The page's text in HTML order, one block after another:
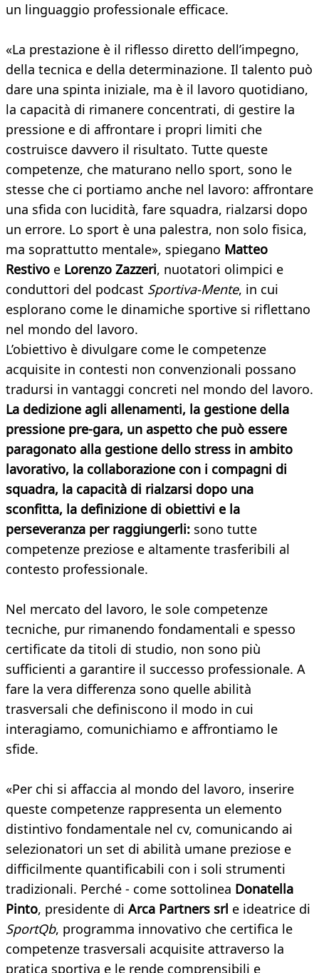
un linguaggio professionale efficace.
«La prestazione è il riflesso diretto dell’impegno,
della tecnica e della determinazione. Il talento può
dare una spinta iniziale, ma è il lavoro quotidiano,
la capacità di rimanere concentrati, di gestire la
pressione e di affrontare i propri limiti che
costruisce davvero il risultato. Tutte queste
competenze, che maturano nello sport, sono le
stesse che ci portiamo anche nel lavoro: affrontare
una sfida con lucidità, fare squadra, rialzarsi dopo
un errore. Lo sport è una palestra, non solo fisica,
ma soprattutto mentale», spiegano Matteo
Restivo e Lorenzo Zazzeri, nuotatori olimpici e
conduttori del podcast Sportiva-Mente, in cui
esplorano come le dinamiche sportive si riflettano
nel mondo del lavoro.
L’obiettivo è divulgare come le competenze
acquisite in contesti non convenzionali possano
tradursi in vantaggi concreti nel mondo del lavoro.
La dedizione agli allenamenti, la gestione della
pressione pre-gara, un aspetto che può essere
paragonato alla gestione dello stress in ambito
lavorativo, la collaborazione con i compagni di
squadra, la capacità di rialzarsi dopo una
sconfitta, la definizione di obiettivi e la
perseveranza per raggiungerli: sono tutte
competenze preziose e altamente trasferibili al
contesto professionale.
Nel mercato del lavoro, le sole competenze
tecniche, pur rimanendo fondamentali e spesso
certificate da titoli di studio, non sono più
sufficienti a garantire il successo professionale. A
fare la vera differenza sono quelle abilità
trasversali che definiscono il modo in cui
interagiamo, comunichiamo e affrontiamo le
sfide.
«Per chi si affaccia al mondo del lavoro, inserire
queste competenze rappresenta un elemento
distintivo fondamentale nel cv, comunicando ai
selezionatori un set di abilità umane preziose e
difficilmente quantificabili con i soli strumenti
tradizionali. Perché - come sottolinea Donatella
Pinto, presidente di Arca Partners srl e ideatrice di
SportQb, programma innovativo che certifica le
competenze trasversali acquisite attraverso la
pratica sportiva e le rende comprensibili e